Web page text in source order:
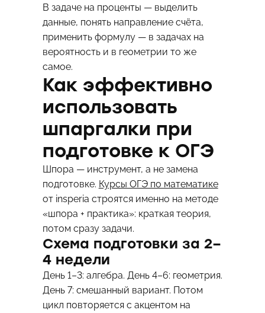
В задаче на проценты — выделить
данные, понять направление счёта,
применить формулу — в задачах на
вероятность и в геометрии то же
самое.
Как эффективно
использовать
шпаргалки при
подготовке к ОГЭ
Шпора — инструмент, а не замена
подготовке. Курсы ОГЭ по математике
от insperia строятся именно на методе
«шпора + практика»: краткая теория,
потом сразу задачи.
Схема подготовки за 2–
4 недели
День 1–3: алгебра. День 4–6: геометрия.
День 7: смешанный вариант. Потом
цикл повторяется с акцентом на